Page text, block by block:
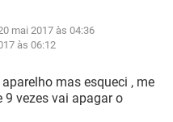
GMAIL
EXCEL
WHATSAPP
EXCEL
WHATSAPP
FACEBOOK
mai 2017 às 04:36
às 06:12
mas esqueci , me
9 vezes vai apagar o